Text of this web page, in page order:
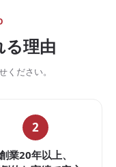
理由
ください。
2
業20年以上、